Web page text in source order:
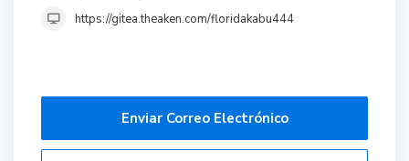
https://gitea.theaken.com/floridakabu444
Enviar Correo Electrónico